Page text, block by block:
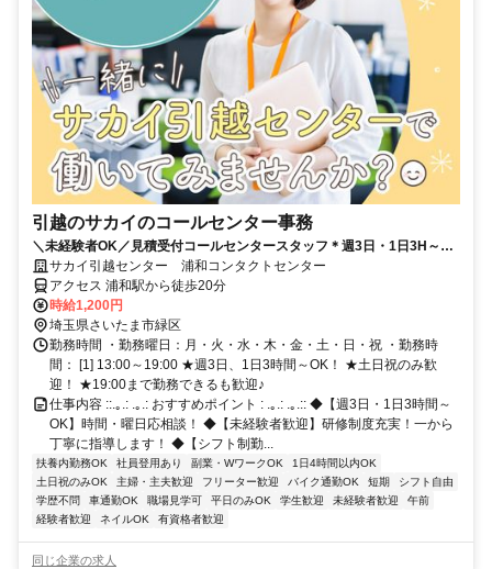
引越のサカイのコールセンター事務
＼未経験者OK／見積受付コールセンタースタッフ＊週3日・1日3H～
OK◎土日祝勤務できる方歓迎♪
サカイ引越センター 浦和コンタクトセンター
アクセス 浦和駅から徒歩20分
時給1,200円
埼玉県さいたま市緑区
勤務時間 ・勤務曜日：月・火・水・木・金・土・日・祝 ・勤務時
間： [1] 13:00～19:00 ★週3日、1日3時間～OK！ ★土日祝のみ歓
迎！ ★19:00まで勤務できるも歓迎♪
仕事内容 ::.｡.: .｡.: おすすめポイント : .｡.: .｡.:: ◆【週3日・1日3時間～
OK】時間・曜日応相談！ ◆【未経験者歓迎】研修制度充実！一から
丁寧に指導します！ ◆【シフト制勤...
扶養内勤務OK 社員登用あり 副業・WワークOK
1日4時間以内OK
土日祝のみOK
主婦・主夫歓迎 フリーター歓迎 バイク通勤OK 短期
シフト自由
学歴不問
車通勤OK 職場見学可 平日のみOK 学生歓迎 未経験者歓迎
午前
経験者歓迎
ネイルOK 有資格者歓迎
同じ企業の求人